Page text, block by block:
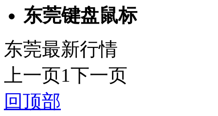
东莞键盘鼠标
东莞最新行情
上一页1下一页
回顶部